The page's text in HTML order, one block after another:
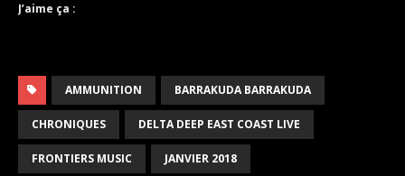
J’aime ça :
AMMUNITION BARRAKUDA BARRAKUDA
CHRONIQUES DELTA DEEP EAST COAST LIVE
FRONTIERS MUSIC JANVIER 2018